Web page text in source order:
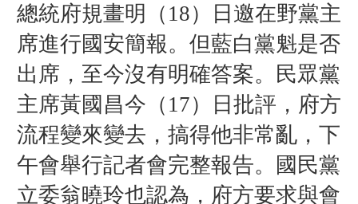
總統府規畫明（18）日邀在野黨主
席進行國安簡報。但藍白黨魁是否
出席，至今沒有明確答案。民眾黨
主席黃國昌今（17）日批評，府方
流程變來變去，搞得他非常亂，下
午會舉行記者會完整報告。國民黨
立委翁曉玲也認為，府方要求與會